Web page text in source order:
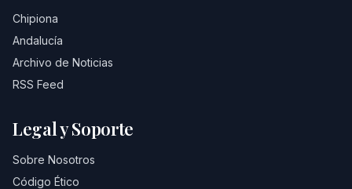
Chipiona
Andalucía
Archivo de Noticias
RSS Feed
Legal y Soporte
Sobre Nosotros
Código Ético